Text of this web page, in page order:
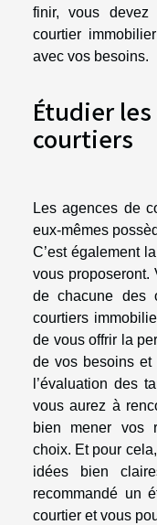
finir, vous devez
courtier
avec vos besoins.
Étudier
courtiers
Les agences de
eux-mêmes
C’est également
vous proposeront.
de chacune des
courtiers
de vous offrir la
de vos besoins et
l’évaluation des
vous aurez à
bien mener vos
choix. Et pour
idées bien
recommandé un
courtier et vous